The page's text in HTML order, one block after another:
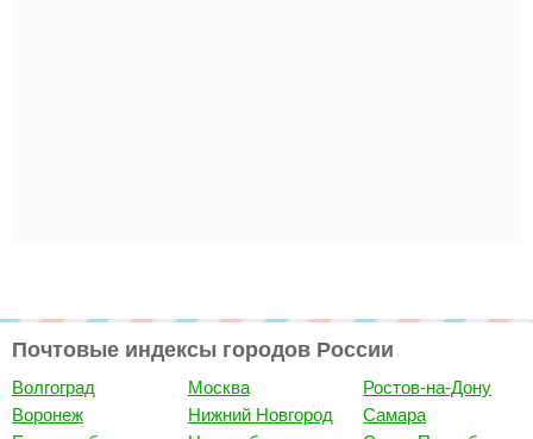
Почтовые индексы городов России
Волгоград
Воронеж
Москва
Нижний Новгород
Ростов-на-Дону
Самара